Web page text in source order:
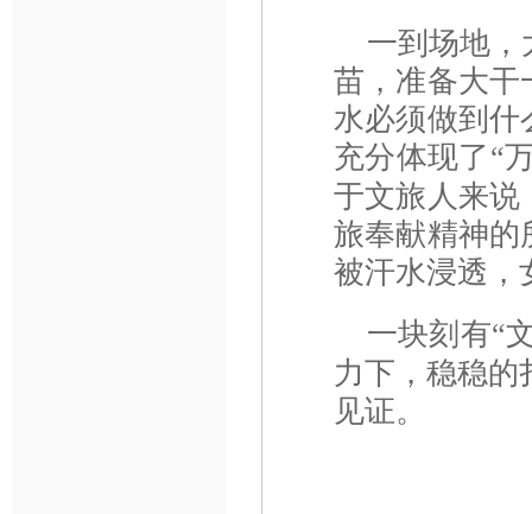
一到场地
苗，准备大干
水必须做到什
充分体现了 “
于文旅人来说
旅奉献精神的
被汗水浸透，
一块刻有“
力下，稳稳的
见证。